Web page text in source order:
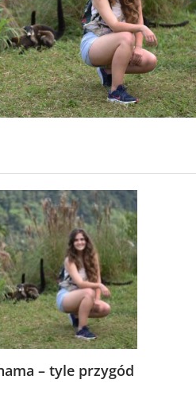
– tyle przygód